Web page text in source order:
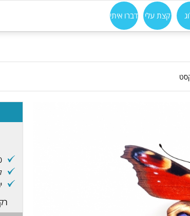
קצת עלי דברו איתי
20